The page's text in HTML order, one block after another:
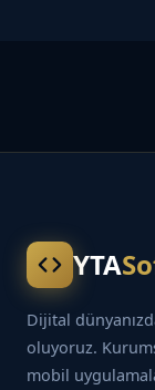
YTA
Dijital
oluyoruz.
mobil